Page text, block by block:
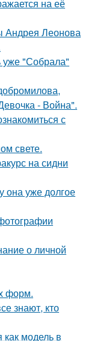
на её
Андрея Леонова
уже "Собрала"
- Война".
с
свете.
на сидни
она уже долгое
о личной
форм.
знают, кто
как модель в